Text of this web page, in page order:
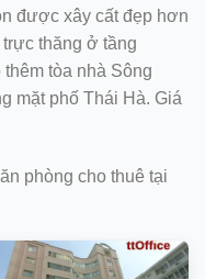
được xây cất đẹp hơn
thăng ở tầng
tòa nhà Sông
mặt phố Thái Hà. Giá
phòng cho thuê tại